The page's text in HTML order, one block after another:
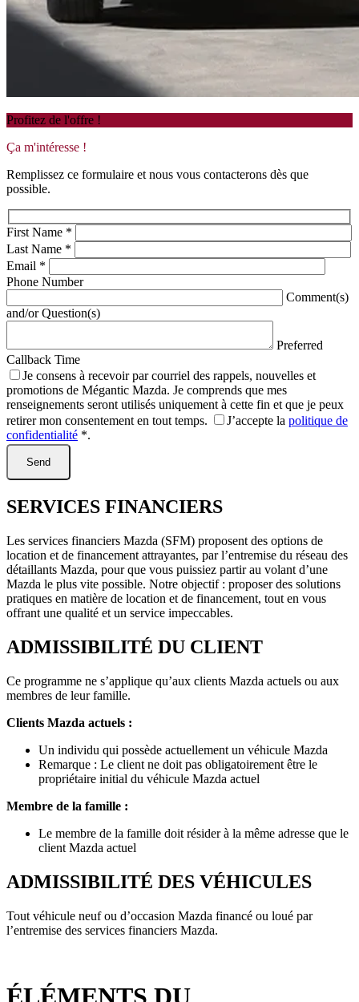
Profitez de l'offre !
Ça m'intéresse !
Remplissez ce formulaire et nous vous contacterons dès que
possible.
First Name *
Last Name *
Email *
Phone Number
Comment(s)
and/or Question(s)
Preferred
Callback Time
Je consens à recevoir par courriel des rappels, nouvelles et
promotions de Mégantic Mazda. Je comprends que mes
renseignements seront utilisés uniquement à cette fin et que je peux
retirer mon consentement en tout temps.
J’accepte la politique de
confidentialité *.
SERVICES FINANCIERS
Les services financiers Mazda (SFM) proposent des options de
location et de financement attrayantes, par l’entremise du réseau des
détaillants Mazda, pour que vous puissiez partir au volant d’une
Mazda le plus vite possible. Notre objectif : proposer des solutions
pratiques en matière de location et de financement, tout en vous
offrant une qualité et un service impeccables.
ADMISSIBILITÉ DU CLIENT
Ce programme ne s’applique qu’aux clients Mazda actuels ou aux
membres de leur famille.
Clients Mazda actuels :
Un individu qui possède actuellement un véhicule Mazda
Remarque : Le client ne doit pas obligatoirement être le
propriétaire initial du véhicule Mazda actuel
Membre de la famille :
Le membre de la famille doit résider à la même adresse que le
client Mazda actuel
ADMISSIBILITÉ DES VÉHICULES
Tout véhicule neuf ou d’occasion Mazda financé ou loué par
l’entremise des services financiers Mazda.